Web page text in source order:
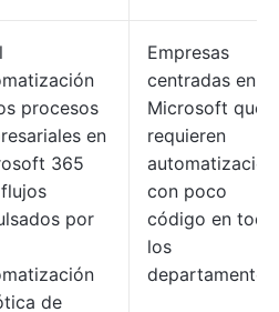
procesos
en
365
por
de
Empresas
centradas en
Microsoft que
requieren
automatización
con poco
código en
los
departamentos.